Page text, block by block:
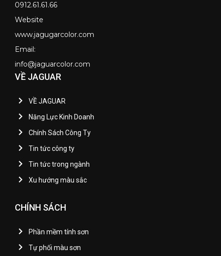
0912.61.61.66
Website
www.jagugarcolor.com
Email:
info@jaguarcolor.com
VỀ JAGUAR
VỀ JAGUAR
Năng Lực Kinh Doanh
Chính Sách Công Ty
Tin tức công ty
Tin tức trong ngành
Xu hướng màu sắc
CHÍNH SÁCH
Phần mềm tính sơn
Tự phối màu sơn